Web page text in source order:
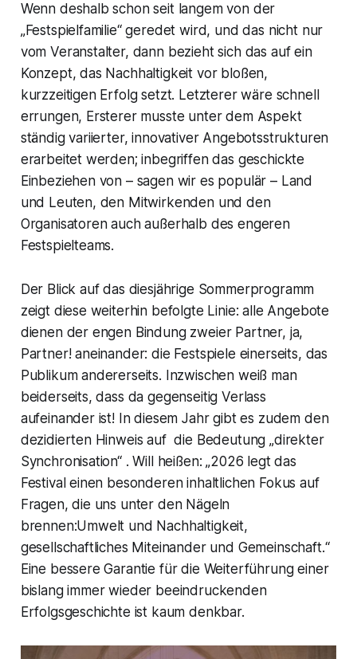
Wenn deshalb schon seit langem von der
„Festspielfamilie“ geredet wird, und das nicht nur
vom Veranstalter, dann bezieht sich das auf ein
Konzept, das Nachhaltigkeit vor bloßen,
kurzzeitigen Erfolg setzt. Letzterer wäre schnell
errungen, Ersterer musste unter dem Aspekt
ständig variierter, innovativer Angebotsstrukturen
erarbeitet werden; inbegriffen das geschickte
Einbeziehen von – sagen wir es populär – Land
und Leuten, den Mitwirkenden und den
Organisatoren auch außerhalb des engeren
Festspielteams.
Der Blick auf das diesjährige Sommerprogramm
zeigt diese weiterhin befolgte Linie: alle Angebote
dienen der engen Bindung zweier Partner, ja,
Partner! aneinander: die Festspiele einerseits, das
Publikum andererseits. Inzwischen weiß man
beiderseits, dass da gegenseitig Verlass
aufeinander ist! In diesem Jahr gibt es zudem den
dezidierten Hinweis auf die Bedeutung „direkter
Synchronisation“ . Will heißen: „2026 legt das
Festival einen besonderen inhaltlichen Fokus auf
Fragen, die uns unter den Nägeln
brennen:Umwelt und Nachhaltigkeit,
gesellschaftliches Miteinander und Gemeinschaft.“
Eine bessere Garantie für die Weiterführung einer
bislang immer wieder beeindruckenden
Erfolgsgeschichte ist kaum denkbar.